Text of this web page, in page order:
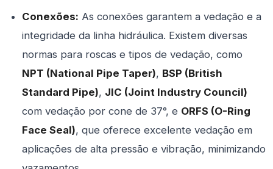
Conexões: As conexões garantem a vedação e a
integridade da linha hidráulica. Existem diversas
normas para roscas e tipos de vedação, como
NPT (National Pipe Taper), BSP (British
Standard Pipe), JIC (Joint Industry Council)
com vedação por cone de 37°, e ORFS (O-Ring
Face Seal), que oferece excelente vedação em
aplicações de alta pressão e vibração, minimizando